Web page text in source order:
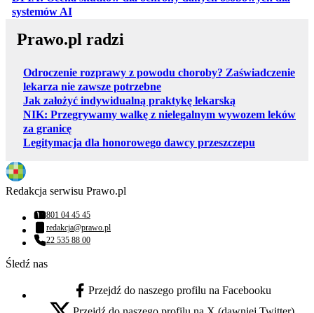
systemów AIotwiera się w nowej karcie
Prawo.pl radzi
Odroczenie rozprawy z powodu choroby? Zaświadczenie
lekarza nie zawsze potrzebne
Jak założyć indywidualną praktykę lekarską
NIK: Przegrywamy walkę z nielegalnym wywozem leków
za granicę
Legitymacja dla honorowego dawcy przeszczepu
Redakcja serwisu Prawo.pl
Numer telefonu:
801 04 45 45
Adres email:
redakcja@prawo.pl
Numer telefonu:
22 535 88 00
Śledź nas
facebook - otwiera się w nowej karcie
Przejdź do naszego profilu na Facebooku